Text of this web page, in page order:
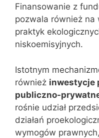
Finansowanie z
pozwala również na
praktyk
niskoemisyjnych.
Istotnym
również inwestycje
publiczno-
rośnie udział
działań
wymogów